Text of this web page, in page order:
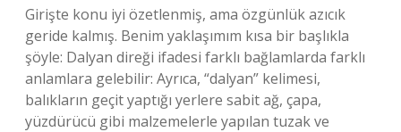
Girişte konu iyi özetlenmiş, ama özgünlük azıcık
geride kalmış. Benim yaklaşımım kısa bir başlıkla
şöyle: Dalyan direği ifadesi farklı bağlamlarda farklı
anlamlara gelebilir: Ayrıca, “dalyan” kelimesi,
balıkların geçit yaptığı yerlere sabit ağ, çapa,
yüzdürücü gibi malzemelerle yapılan tuzak ve